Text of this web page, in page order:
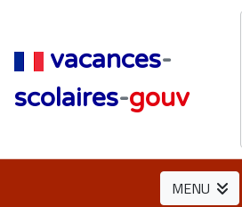
vacances-
scolaires-gouv
MENU